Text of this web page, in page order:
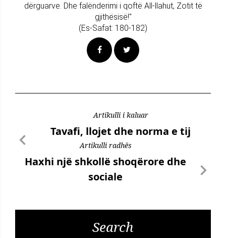
dërguarve. Dhe falënderimi i qoftë All-llahut, Zotit të
gjithësisë!"
(Es-Safat: 180-182)
Artikulli i kaluar
Tavafi, llojet dhe norma e tij
Artikulli radhës
Haxhi një shkollë shoqërore dhe
sociale
Search